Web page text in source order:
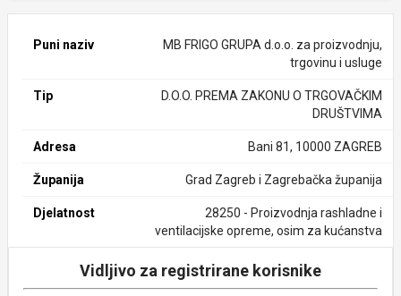
Puni naziv
MB FRIGO GRUPA d.o.o. za proizvodnju,
trgovinu i usluge
Tip
D.O.O. PREMA ZAKONU O TRGOVAČKIM
DRUŠTVIMA
Adresa Bani 81, 10000 ZAGREB
Županija Grad Zagreb i Zagrebačka županija
Djelatnost
28250 - Proizvodnja rashladne i
ventilacijske opreme, osim za kućanstva
Vidljivo za registrirane korisnike